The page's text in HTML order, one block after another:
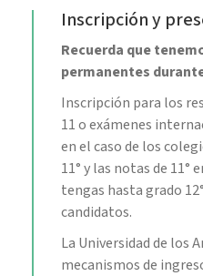
Inscripción y
Recuerda que
permanentes
Inscripción para los
11 o exámenes
en el caso de los
11° y las notas de 11°
tengas hasta grado
candidatos.
La Universidad de los
mecanismos de